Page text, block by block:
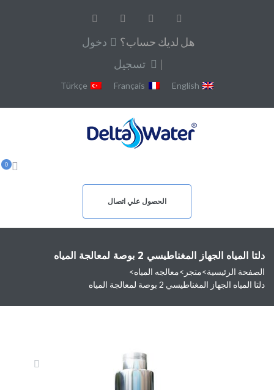
هل لديك حساب؟
دخول
|
تسجيل
English
Français
Türkçe
0
الحصول علي اتصال
دلتا المياه الجهاز المغناطيسي 2 بوصة لمعالجة المياه
الصفحة الرئيسية>متجر >معالجه المياه>
دلتا المياه الجهاز المغناطيسي 2 بوصة لمعالجة المياه